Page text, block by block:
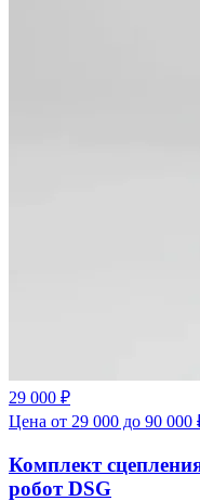
29 000 ₽
Цена от 29 000 до 90 000
Комплект
робот DSG